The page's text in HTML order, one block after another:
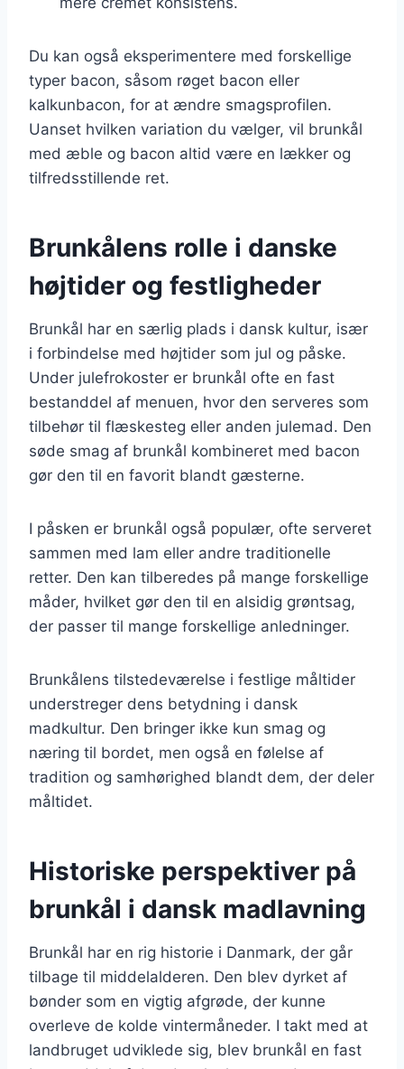
Du kan også eksperimentere med forskellige
typer bacon, såsom røget bacon eller
kalkunbacon, for at ændre smagsprofilen.
Uanset hvilken variation du vælger, vil brunkål
med æble og bacon altid være en lækker og
tilfredsstillende ret.
Brunkålens rolle i danske
højtider og festligheder
Brunkål har en særlig plads i dansk kultur, især
i forbindelse med højtider som jul og påske.
Under julefrokoster er brunkål ofte en fast
bestanddel af menuen, hvor den serveres som
tilbehør til flæskesteg eller anden julemad. Den
søde smag af brunkål kombineret med bacon
gør den til en favorit blandt gæsterne.
I påsken er brunkål også populær, ofte serveret
sammen med lam eller andre traditionelle
retter. Den kan tilberedes på mange forskellige
måder, hvilket gør den til en alsidig grøntsag,
der passer til mange forskellige anledninger.
Brunkålens tilstedeværelse i festlige måltider
understreger dens betydning i dansk
madkultur. Den bringer ikke kun smag og
næring til bordet, men også en følelse af
tradition og samhørighed blandt dem, der deler
måltidet.
Historiske perspektiver på
brunkål i dansk madlavning
Brunkål har en rig historie i Danmark, der går
tilbage til middelalderen. Den blev dyrket af
bønder som en vigtig afgrøde, der kunne
overleve de kolde vintermåneder. I takt med at
landbruget udviklede sig, blev brunkål en fast